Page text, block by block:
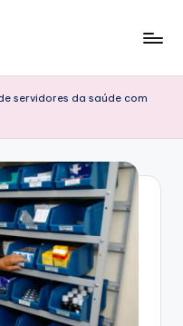
servidores da saúde com